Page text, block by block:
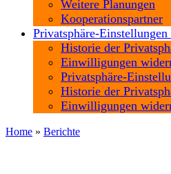
Weitere Planungen
Kooperationspartner
Privatsphäre-Einstellungen
Historie der
Einwilligungen
Privatsphäre-
Historie der
Einwilligungen
Home » Berichte